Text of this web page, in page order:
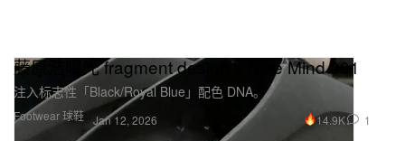
Footwear 球鞋
藤原浩曝光 fragment design x Nike Mind 001
注入标志性「Black/Royal Blue」配色 DNA。
Jan 12, 2026 14.9K 1